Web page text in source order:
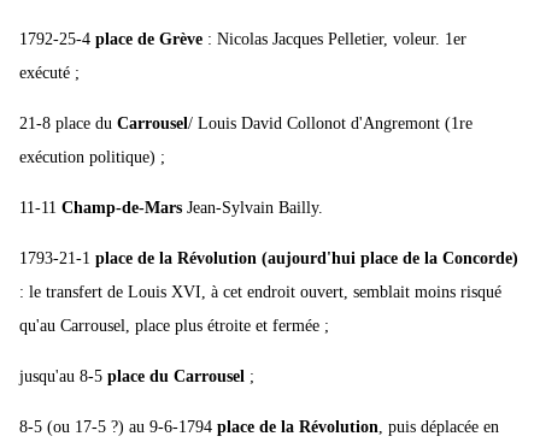
1792-25-4 place de Grève : Nicolas Jacques Pelletier, voleur. 1er
exécuté ;
21-8 place du Carrousel/ Louis David Collonot d'Angremont (1re
exécution politique) ;
11-11 Champ-de-Mars Jean-Sylvain Bailly.
1793-21-1 place de la Révolution (aujourd'hui place de la Concorde)
: le transfert de Louis XVI, à cet endroit ouvert, semblait moins risqué
qu'au Carrousel, place plus étroite et fermée ;
jusqu'au 8-5 place du Carrousel ;
8-5 (ou 17-5 ?) au 9-6-1794 place de la Révolution, puis déplacée en